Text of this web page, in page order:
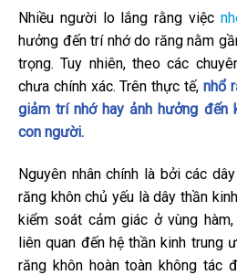
Nhiều người lo lắng rằng việc
hưởng đến trí nhớ do răng nằm
trọng. Tuy nhiên, theo các
chưa chính xác. Trên thực tế, nhổ
giảm trí nhớ hay ảnh hưởng đến
con người.
Nguyên nhân chính là bởi các
răng khôn chủ yếu là dây thần
kiểm soát cảm giác ở vùng
liên quan đến hệ thần kinh trung
răng khôn hoàn toàn không tác